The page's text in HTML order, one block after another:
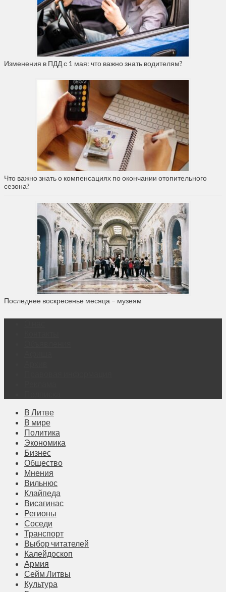
Изменения в ПДД с 1 мая: что важно знать водителям?
Что важно знать о компенсациях по окончании отопительного
сезона?
Последнее воскресенье месяца – музеям
В Литве
В мире
Политика
Экономика
Бизнес
Общество
Мнения
Вильнюс
Клайпеда
Висагинас
Регионы
Соседи
Транспорт
Выбор читателей
Калейдоскоп
Армия
Сейм Литвы
Культура